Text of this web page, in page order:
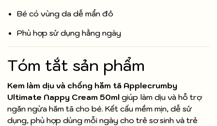
Bé có vùng da dễ mẩn đỏ
Phù hợp sử dụng hằng ngày
Tóm tắt sản phẩm
Kem làm dịu và chống hăm tã Applecrumby
Ultimate Nappy Cream 50ml giúp làm dịu và hỗ trợ
ngăn ngừa hăm tã cho bé. Kết cấu mềm mịn, dễ sử
dụng, phù hợp dùng mỗi ngày cho trẻ sơ sinh và trẻ